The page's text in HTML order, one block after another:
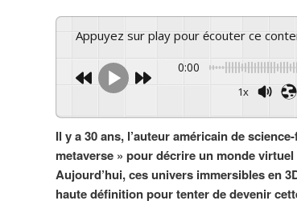
Appuyez sur play pour écouter ce
0:00
1x
Il y a 30 ans, l’auteur américain de
metaverse » pour décrire un monde
Aujourd’hui, ces univers immersibles en
haute définition pour tenter de devenir